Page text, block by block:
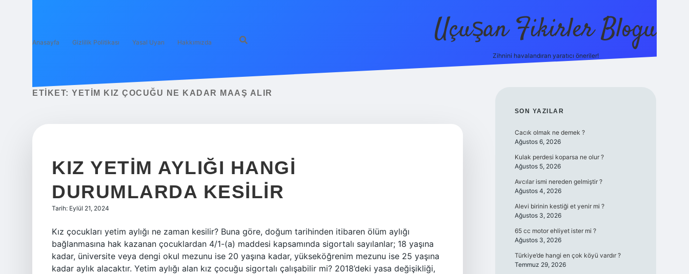
Anasayfa Gizlilik Politikası Yasal Uyarı Hakkımızda Uçuşan Fikirler Blogu
Zihnini havalandıran yaratıcı öneriler!
ETIKET: YETIM KIZ ÇOCUĞU NE KADAR MAAŞ ALIR
KIZ YETIM AYLIĞI HANGI
DURUMLARDA KESILIR
Tarih: Eylül 21, 2024
Kız çocukları yetim aylığı ne zaman kesilir? Buna göre, doğum tarihinden itibaren ölüm aylığı
bağlanmasına hak kazanan çocuklardan 4/1-(a) maddesi kapsamında sigortalı sayılanlar; 18 yaşına
kadar, üniversite veya dengi okul mezunu ise 20 yaşına kadar, yükseköğrenim mezunu ise 25 yaşına
kadar aylık alacaktır. Yetim aylığı alan kız çocuğu sigortalı çalışabilir mi? 2018’deki yasa değişikliği,
SIDEBAR
SON YAZILAR
Cacık olmak ne demek ?
Ağustos 6, 2026
Kulak perdesi koparsa ne olur ?
Ağustos 5, 2026
Avcılar ismi nereden gelmiştir ?
Ağustos 4, 2026
Alevi birinin kestiği et yenir mi ?
Ağustos 3, 2026
65 cc motor ehliyet ister mi ?
Ağustos 3, 2026
Türkiye’de hangi en çok köyü vardır ?
Temmuz 29, 2026